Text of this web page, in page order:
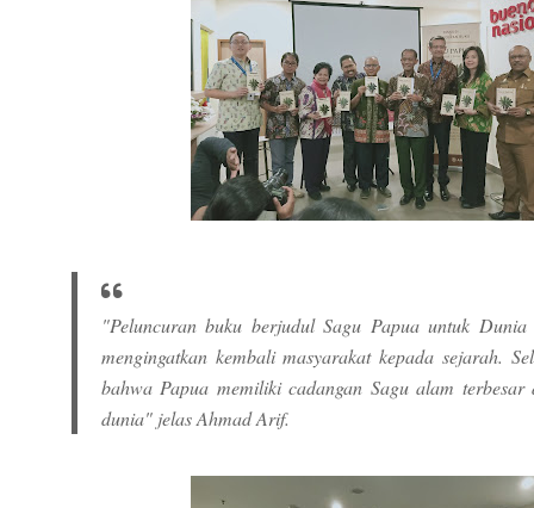
"Peluncuran buku berjudul Sagu Papua untuk
mengingatkan kembali masyarakat kepada sejarah.
bahwa Papua memiliki cadangan Sagu alam terbesar
dunia" jelas Ahmad Arif.